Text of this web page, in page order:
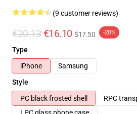
(9 customer reviews)
€20.13 €16.10 $17.50 -20%
Type
iPhone
Samsung
Style
PC black frosted shell
RPC